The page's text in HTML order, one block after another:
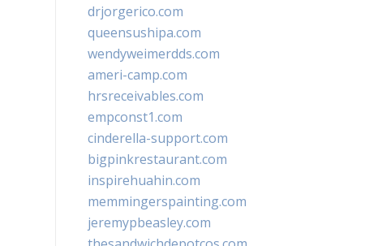
drjorgerico.com
queensushipa.com
wendyweimerdds.com
ameri-camp.com
hrsreceivables.com
empconst1.com
cinderella-support.com
bigpinkrestaurant.com
inspirehuahin.com
memmingerspainting.com
jeremypbeasley.com